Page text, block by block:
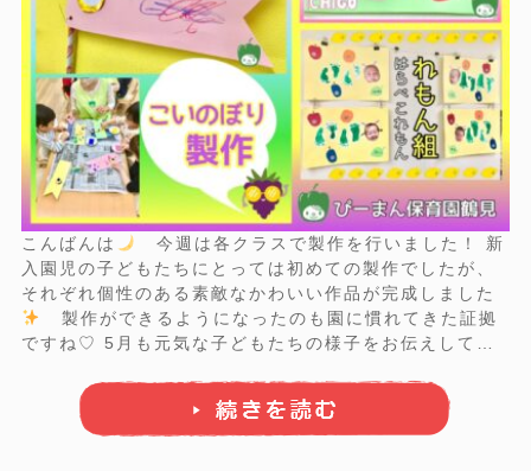
こんばんは
今週は各クラスで製作を行いました！ 新
入園児の子どもたちにとっては初めての製作でしたが、
それぞれ個性のある素敵なかわいい作品が完成しました
製作ができるようになったのも園に慣れてきた証拠
ですね♡ 5月も元気な子どもたちの様子をお伝えしてい